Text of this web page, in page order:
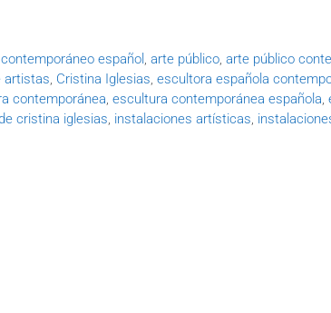
español ,arte público,arte público
artistas, Cristina Iglesias, escultora española
contemporánea, escultura contemporánea española,
cristina iglesias, instalaciones artísticas,